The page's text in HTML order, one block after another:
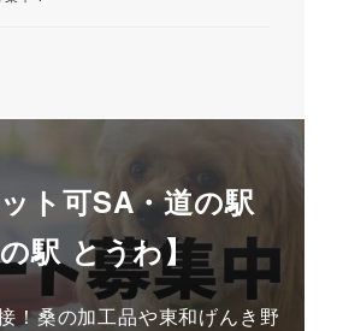
ト可SA・道の駅
駅 とうわ】
！桑の加工品や東和げんき野